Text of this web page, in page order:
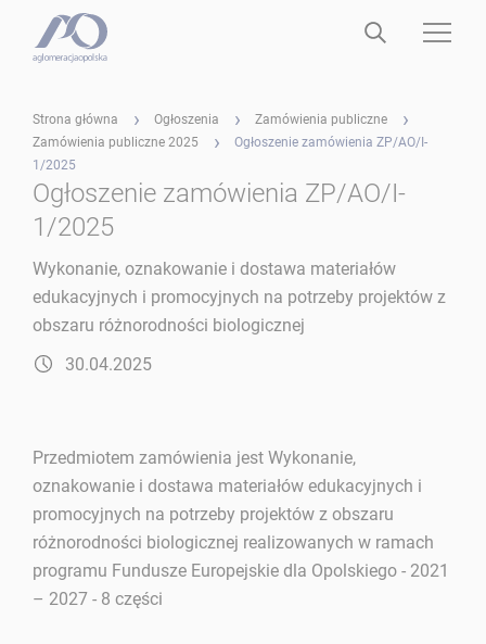
Strona główna Ogłoszenia
Zamówienia publiczne
Zamówienia publiczne 2025
Ogłoszenie zamówienia ZP/AO/I-
1/2025
Ogłoszenie zamówienia ZP/AO/I-
1/2025
Wykonanie, oznakowanie i dostawa materiałów
edukacyjnych i promocyjnych na potrzeby projektów z
obszaru różnorodności biologicznej
30.04.2025
Przedmiotem zamówienia jest Wykonanie,
oznakowanie i dostawa materiałów edukacyjnych i
promocyjnych na potrzeby projektów z obszaru
różnorodności biologicznej realizowanych w ramach
programu Fundusze Europejskie dla Opolskiego - 2021
– 2027 - 8 części